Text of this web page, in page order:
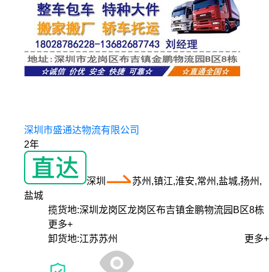
深圳市盛通达物流有限公司
2年
深圳
苏州,镇江,淮安,常州,盐城,扬州,
盐城
揽货地:深圳龙岗区龙岗区布吉镇金鹏物流园B区8栋
更多+
卸货地:江苏苏州 更多+